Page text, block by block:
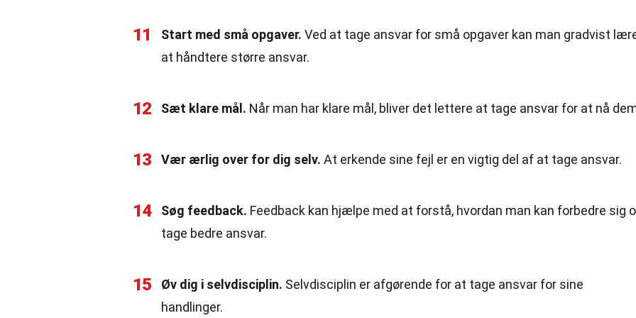
11 Start med små opgaver. Ved at tage ansvar for små opgaver kan man gradvist
at håndtere større ansvar.
12 Sæt klare mål. Når man har klare mål, bliver det lettere at tage ansvar for at nå
13 Vær ærlig over for dig selv. At erkende sine fejl er en vigtig del af at tage ansvar.
14 Søg feedback. Feedback kan hjælpe med at forstå, hvordan man kan forbedre sig
tage bedre ansvar.
15 Øv dig i selvdisciplin. Selvdisciplin er afgørende for at tage ansvar for sine
handlinger.